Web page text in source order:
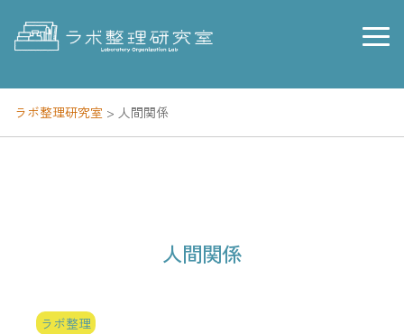
content
ラボ整理研究室 > 人間関係
人間関係
ラボ整理